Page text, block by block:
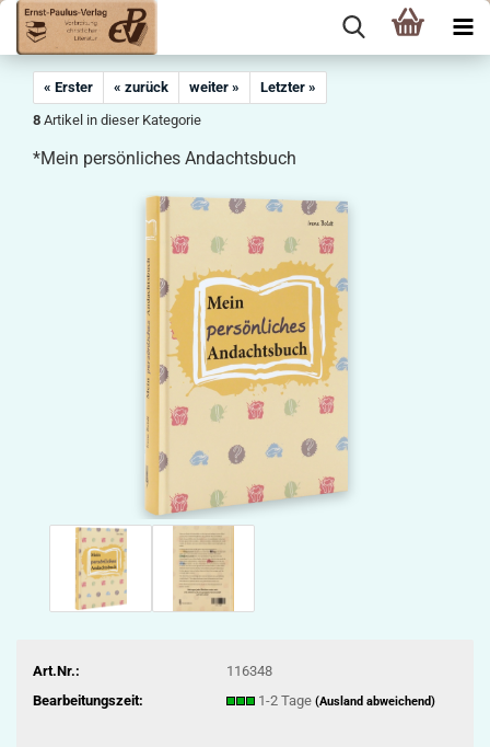
« Erster « zurück weiter »
Letzter »
8 Artikel in dieser Kategorie
*Mein persönliches Andachtsbuch
Art.Nr.:
116348
Bearbeitungszeit:
1-2 Tage (Ausland abweichend)